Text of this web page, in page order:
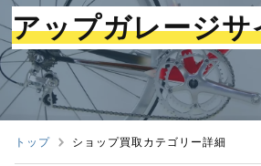
アップガレージサ
トップ ショップ買取カテゴリー詳細